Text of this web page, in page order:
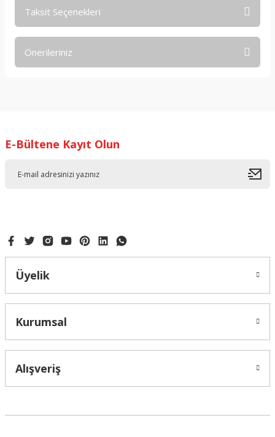
Taksit Seçenekleri
Önerileriniz
Ürün resmi kalitesiz, bozuk veya görüntülenemiyor.
E-Bültene Kayıt Olun
Üyelik
Kurumsal
Alışveriş